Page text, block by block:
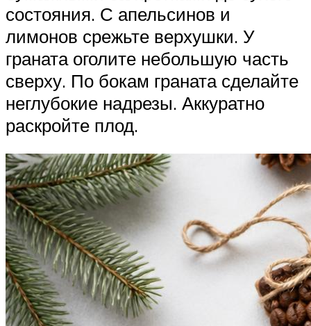
состояния. С апельсинов и
лимонов срежьте верхушки. У
граната оголите небольшую часть
сверху. По бокам граната сделайте
неглубокие надрезы. Аккуратно
раскройте плод.